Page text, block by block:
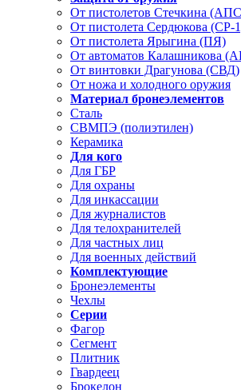
От пистолетов Стечкина
От пистолета Сердюкова (СР-
От пистолета Ярыгина (ПЯ)
От автоматов Калашникова
От винтовки Драгунова (СВД)
От ножа и холодного оружия
Материал бронеэлементов
Сталь
СВМПЭ (полиэтилен)
Керамика
Для кого
Для ГБР
Для охраны
Для инкассации
Для журналистов
Для телохранителей
Для частных лиц
Для военных действий
Комплектующие
Бронеэлементы
Чехлы
Серии
Фагор
Сегмент
Плитник
Гвардеец
Брокелон